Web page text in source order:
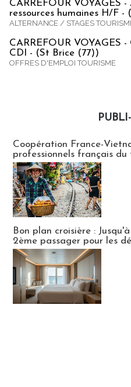
CARREFOUR VOYAGES
ressources humaines H/F -
ALTERNANCE / STAGES
CARREFOUR VOYAGES
CDI - (St Brice (77))
OFFRES D'EMPLOI TOURISME
Coopération France-
professionnels français du
Bon plan croisière :
2ème passager pour les